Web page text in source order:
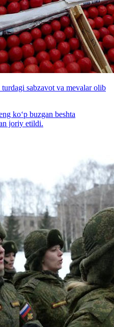
sabzavot va mevalar olib
ko‘p buzgan beshta
joriy etildi.